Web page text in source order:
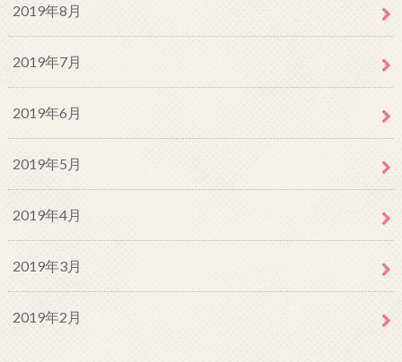
2019年8月
2019年7月
2019年6月
2019年5月
2019年4月
2019年3月
2019年2月